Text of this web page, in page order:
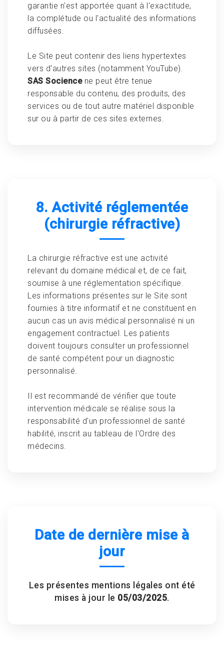
garantie n'est apportée quant à l'exactitude,
la complétude ou l'actualité des informations
diffusées.
Le Site peut contenir des liens hypertextes
vers d'autres sites (notamment YouTube).
SAS Sociencene peut être tenue
responsable du contenu, des produits, des
services ou de tout autre matériel disponible
sur ou à partir de ces sites externes.
8. Activité réglementée
(chirurgie réfractive)
La chirurgie réfractive est une activité
relevant du domaine médical et, de ce fait,
soumise à une réglementation spécifique.
Les informations présentes sur le Site sont
fournies à titre informatif et ne constituent en
aucun cas un avis médical personnalisé ni un
engagement contractuel. Les patients
doivent toujours consulter un professionnel
de santé compétent pour un diagnostic
personnalisé.
Il est recommandé de vérifier que toute
intervention médicale se réalise sous la
responsabilité d'un professionnel de santé
habilité, inscrit au tableau de l'Ordre des
médecins.
Date de dernière mise à
jour
Les présentes mentions légales ont été
mises à jour le 05/03/2025.